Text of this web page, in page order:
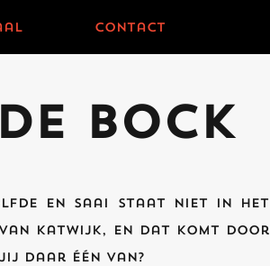
contact
Bock
en saai staat niet in het
Katwijk, en dat komt door
daar één van?